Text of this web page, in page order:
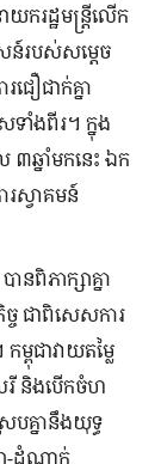
ករដ្ឋមន្ត្រីលើក
របស់សម្តេច
ជឿជាក់គ្នា
ទាំងពីរ។ ក្នុង
៣ឆ្នាំមកនេះ ឯក
រស្វាគមន៍
នពិភាក្សាគ្នា
ច ជាពិសេសការ
ពុជាវាយតម្លៃ
រី និងបើកចំហ
បគ្នានឹងយុទ្ធ
-ដំណាក់